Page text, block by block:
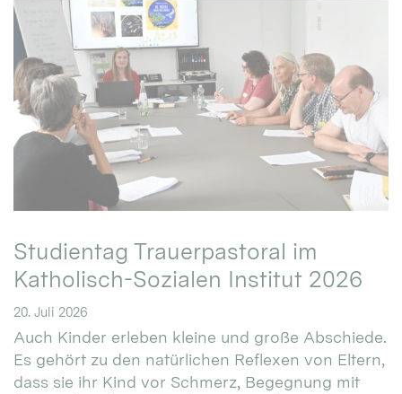
Studientag Trauerpastoral im
Katholisch-Sozialen Institut 2026
20. Juli 2026
Auch Kinder erleben kleine und große Abschiede.
Es gehört zu den natürlichen Reflexen von Eltern,
dass sie ihr Kind vor Schmerz, Begegnung mit